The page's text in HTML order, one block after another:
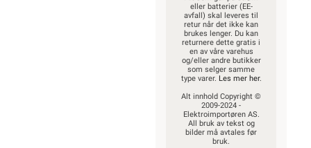
eller batterier (EE-
avfall) skal leveres til
retur når det ikke kan
brukes lenger. Du kan
returnere dette gratis i
en av våre varehus
og/eller andre butikker
som selger samme
type varer. Les mer her.
Alt innhold Copyright ©
2009-2024 -
Elektroimportøren AS.
All bruk av tekst og
bilder må avtales før
bruk.